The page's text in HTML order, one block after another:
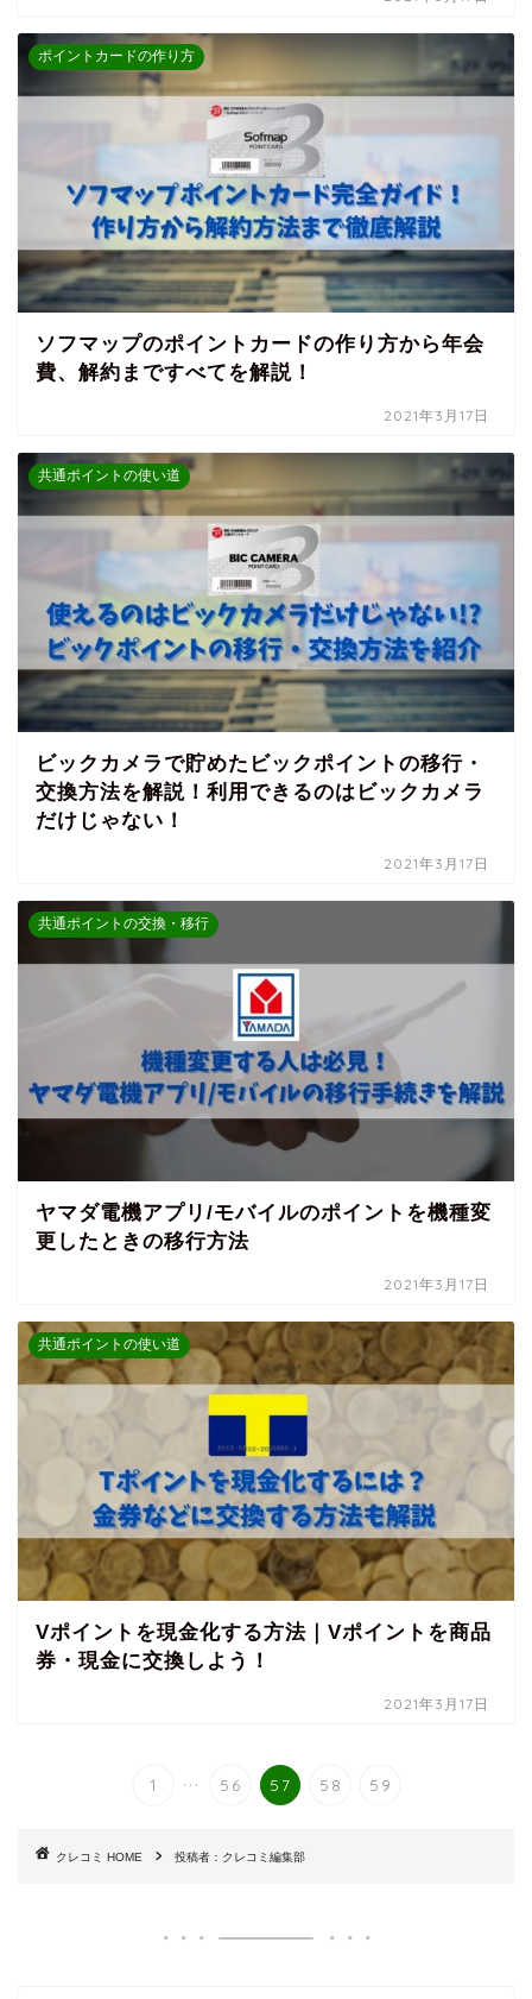
ポイントカードの作り方
ソフマップのポイントカードの作り方から年会
費、解約まですべてを解説！
2021年3月17日
共通ポイントの使い道
ビックカメラで貯めたビックポイントの移行・
交換方法を解説！利用できるのはビックカメラ
だけじゃない！
2021年3月17日
共通ポイントの交換・移行
ヤマダ電機アプリ/モバイルのポイントを機種変
更したときの移行方法
2021年3月17日
共通ポイントの使い道
Vポイントを現金化する方法｜Vポイントを商品
券・現金に交換しよう！
2021年3月17日
1 ... 56 57 58 59
HOME 投稿者：クレコミ編集部